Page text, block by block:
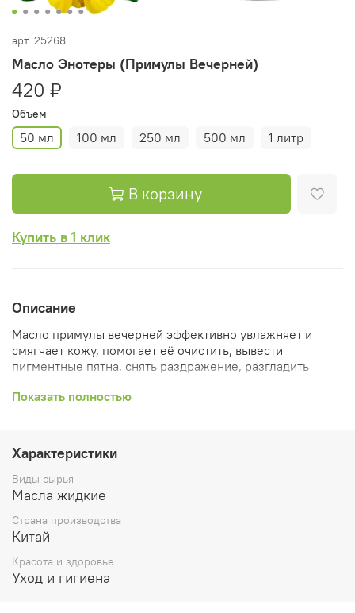
арт. 25268
Масло Энотеры (Примулы Вечерней)
420 ₽
Объем
50 мл 100 мл 250 мл 500 мл 1 литр
В корзину
Купить в 1 клик
Описание
Масло примулы вечерней эффективно увлажняет и
смягчает кожу, помогает её очистить, вывести
пигментные пятна, снять раздражение, разгладить
Эффективно применяется при экземе и псориазе, так
старение, делает кожу молодой и красивой. Гамма-
линоленовая кислота, входящая в состав масла,
является уникальным элементом, может
непосредственно участвовать в липидном обмене
клеток, ускорять расщепление жиров и тем самым
достичь эффекта похудения.
Процент ввода:
Показать полностью
Характеристики
Виды сырья
Масла жидкие
Страна производства
Китай
Красота и здоровье
Уход и гигиена